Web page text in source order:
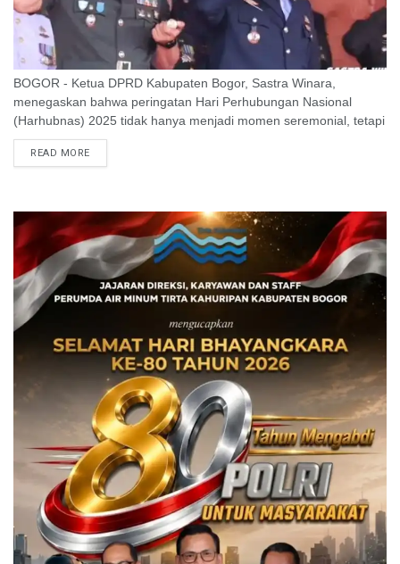
BOGOR - Ketua DPRD Kabupaten Bogor, Sastra Winara,
menegaskan bahwa peringatan Hari Perhubungan Nasional
(Harhubnas) 2025 tidak hanya menjadi momen seremonial, tetapi
juga pengingat pentingnya meningkatkan kualitas pelayanan
transportasi bagi ...
READ MORE